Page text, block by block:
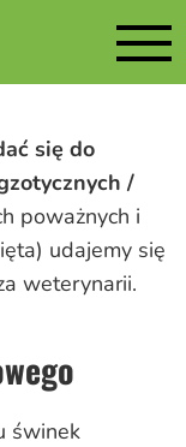
się do
/
poważnych i
udajemy się
weterynarii.
świnek